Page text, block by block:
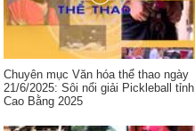
Chuyên mục Văn hóa thể thao ngày
21/6/2025: Sôi nổi giải Pickleball tỉnh
Cao Bằng 2025